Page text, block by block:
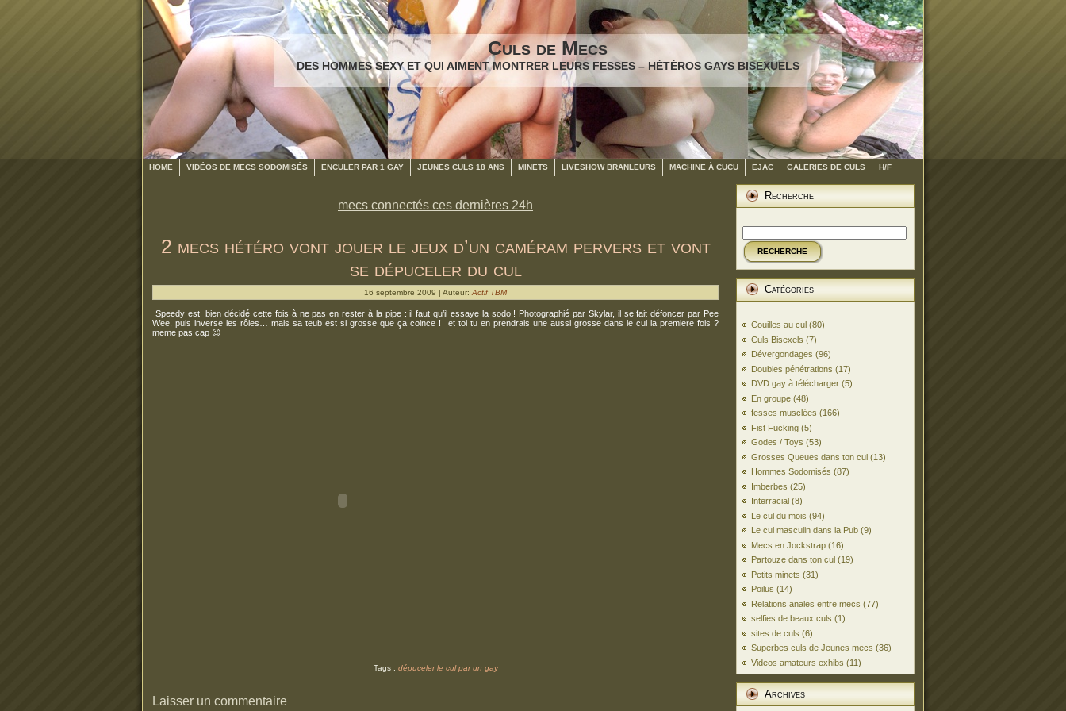
Culs de Mecs
DES HOMMES SEXY ET QUI AIMENT MONTRER LEURS FESSES – HÉTÉROS GAYS BISEXUELS
HOME VIDÉOS DE MECS SODOMISÉS ENCULER PAR 1 GAY JEUNES CULS 18 ANS MINETS LIVESHOW BRANLEURS MACHINE À CUCU EJAC GALERIES DE CULS H/F
mecs connectés ces dernières 24h
2 mecs hétéro vont jouer le jeux d’un caméram pervers et vont
se dépuceler du cul
16 septembre 2009 | Auteur: Actif TBM
Speedy est bien décidé cette fois à ne pas en rester à la pipe : il faut qu’il essaye la sodo ! Photographié par Skylar, il se fait défoncer par Pee
Wee, puis inverse les rôles… mais sa teub est si grosse que ça coince ! et toi tu en prendrais une aussi grosse dans le cul la premiere fois ?
meme pas cap 😉
Tags : dépuceler le cul par un gay
Laisser un commentaire
Recherche
RECHERCHE
Catégories
Couilles au cul (80)
Culs Bisexels (7)
Dévergondages (96)
Doubles pénétrations (17)
DVD gay à télécharger (5)
En groupe (48)
fesses musclées (166)
Fist Fucking (5)
Godes / Toys (53)
Grosses Queues dans ton cul (13)
Hommes Sodomisés (87)
Imberbes (25)
Interracial (8)
Le cul du mois (94)
Le cul masculin dans la Pub (9)
Mecs en Jockstrap (16)
Partouze dans ton cul (19)
Petits minets (31)
Poilus (14)
Relations anales entre mecs (77)
selfies de beaux culs (1)
sites de culs (6)
Superbes culs de Jeunes mecs (36)
Videos amateurs exhibs (11)
Archives